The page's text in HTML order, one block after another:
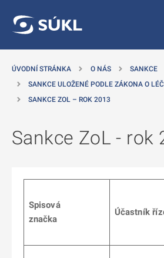
ÚVODNÍ STRÁNKA O NÁS
SANKCE
SANKCE ULOŽENÉ PODLE ZÁKONA O
SANKCE ZOL – ROK 2013
Sankce ZoL - rok
Spisová
značka
Účastník